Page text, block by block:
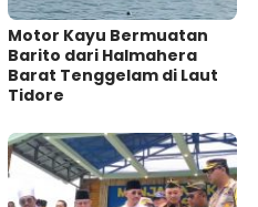
Motor Kayu Bermuatan
Barito dari Halmahera
Barat Tenggelam di Laut
Tidore